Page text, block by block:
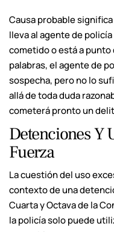
Causa probable
lleva al agente de
cometido o está a
palabras, el agente de
sospecha, pero no lo
allá de toda duda
cometerá pronto un
Detenciones Y
Fuerza
La cuestión del uso
contexto de una
Cuarta y Octava de la
la policía solo puede